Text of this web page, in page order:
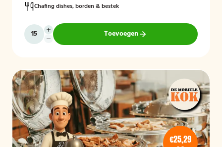
Chafing dishes, borden & bestek
Toevoegen
€25,29